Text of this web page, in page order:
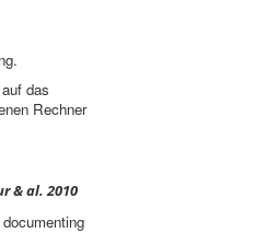
das
Rechner
& al. 2010